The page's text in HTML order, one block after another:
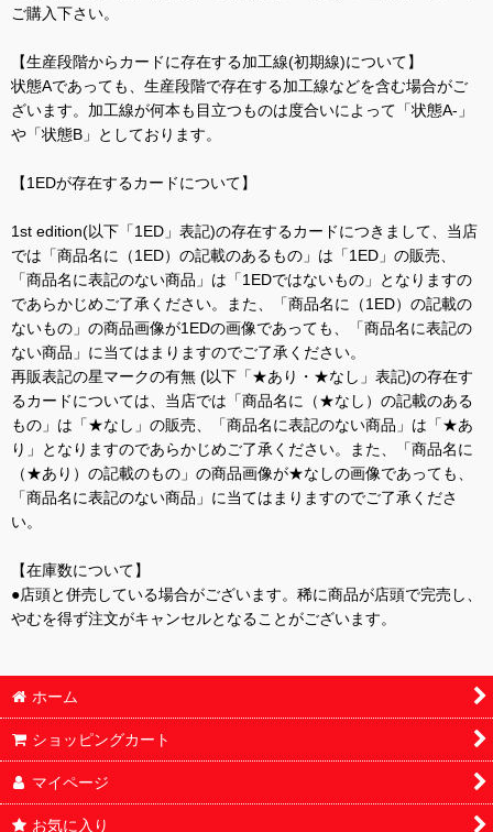
ご購入下さい。
【生産段階からカードに存在する加工線(初期線)について】
状態Aであっても、生産段階で存在する加工線などを含む場合がご
ざいます。加工線が何本も目立つものは度合いによって「状態A-」
や「状態B」としております。
【1EDが存在するカードについて】
1st edition(以下「1ED」表記)の存在するカードにつきまして、当店
では「商品名に（1ED）の記載のあるもの」は「1ED」の販売、
「商品名に表記のない商品」は「1EDではないもの」となりますの
であらかじめご了承ください。また、「商品名に（1ED）の記載の
ないもの」の商品画像が1EDの画像であっても、「商品名に表記の
ない商品」に当てはまりますのでご了承ください。
再販表記の星マークの有無 (以下「★あり・★なし」表記)の存在す
るカードについては、当店では「商品名に（★なし）の記載のある
もの」は「★なし」の販売、「商品名に表記のない商品」は「★あ
り」となりますのであらかじめご了承ください。また、「商品名に
（★あり）の記載のもの」の商品画像が★なしの画像であっても、
「商品名に表記のない商品」に当てはまりますのでご了承くださ
い。
【在庫数について】
●店頭と併売している場合がございます。稀に商品が店頭で完売し、
やむを得ず注文がキャンセルとなることがございます。
ホーム
ショッピングカート
マイページ
お気に入り